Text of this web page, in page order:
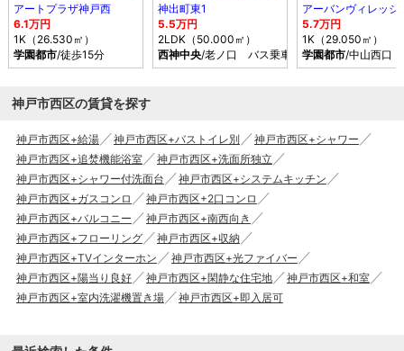
アートプラザ神戸西
6.1万円
1K（26.530㎡）
学園都市/徒歩15分
神出町東1
5.5万円
2LDK（50.000㎡）
西神中央/老ノ口 バス乗車時間17分 停歩3分
5.7万円
1K（29.050㎡）
学園都市/中山西口
神戸市西区の賃貸を探す
神戸市西区+給湯 神戸市西区+バストイレ別
神戸市西区+シャワー
神戸市西区+追焚機能浴室
神戸市西区+洗面所独立
神戸市西区+シャワー付洗面台
神戸市西区+システムキッチン
神戸市西区+ガスコンロ
神戸市西区+2口コンロ
神戸市西区+バルコニー
神戸市西区+南西向き
神戸市西区+フローリング
神戸市西区+収納
神戸市西区+TVインターホン
神戸市西区+光ファイバー
神戸市西区+陽当り良好
神戸市西区+閑静な住宅地
神戸市西区+和室
神戸市西区+室内洗濯機置き場
神戸市西区+即入居可